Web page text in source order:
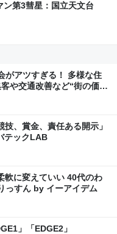
第3彗星：国立天文台
がアツすぎる！ 多様な住
や交通改善など“街の価値
、賞金、責任ある開示」
テックLAB
軟に変えていい 40代のわ
っすん by イーアイデム
」「EDGE2」